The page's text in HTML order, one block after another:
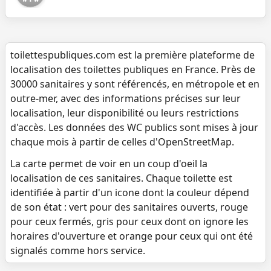
toilettespubliques.com est la première plateforme de
localisation des toilettes publiques en France. Près de
30000 sanitaires y sont référencés, en métropole et en
outre-mer, avec des informations précises sur leur
localisation, leur disponibilité ou leurs restrictions
d'accès. Les données des WC publics sont mises à jour
chaque mois à partir de celles d'OpenStreetMap.
La carte permet de voir en un coup d'oeil la
localisation de ces sanitaires. Chaque toilette est
identifiée à partir d'un icone dont la couleur dépend
de son état : vert pour des sanitaires ouverts, rouge
pour ceux fermés, gris pour ceux dont on ignore les
horaires d'ouverture et orange pour ceux qui ont été
signalés comme hors service.